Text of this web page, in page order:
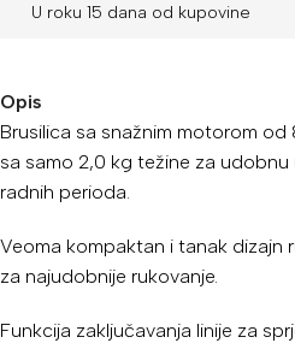
U roku 15 dana od kupovine
Opis
Brusilica sa snažnim motorom
sa samo 2,0 kg težine za
radnih perioda.
Veoma kompaktan i tanak dizajn
za najudobnije rukovanje.
Funkcija zaključavanja linije za